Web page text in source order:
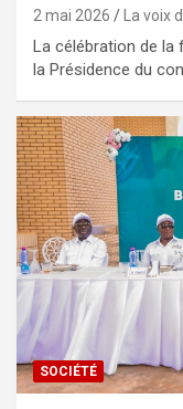
2 mai 2026 La voix
La célébration de la
la Présidence du
SOCIÉTÉ